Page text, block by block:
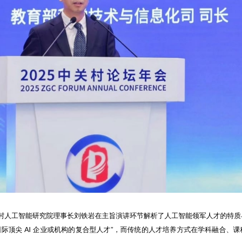
人工智能研究院理事长刘铁岩在主旨演讲环节解析了人工智能领军人才的特
顶尖 AI 企业或机构的复合型人才”，而传统的人才培养方式在学科融合、